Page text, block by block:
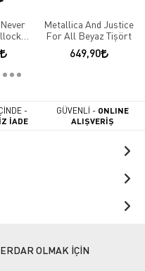
Metallica And Justice
For All Beyaz Tişört
649,90
-
İADE
GÜVENLİ - ONLINE
ALIŞVERİŞ
OLMAK İÇİN